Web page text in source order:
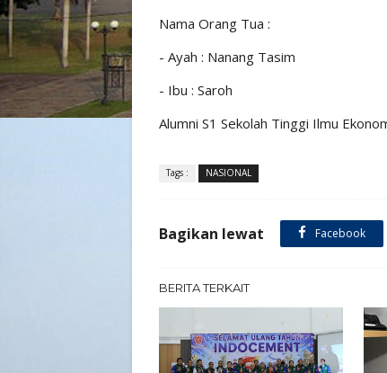
Nama Orang Tua :
- Ayah : Nanang Tasim
- ⁠Ibu : Saroh
Alumni S1 Sekolah Tinggi Ilmu
Tags : NASIONAL
Bagikan lewat Facebook
BERITA TERKAIT